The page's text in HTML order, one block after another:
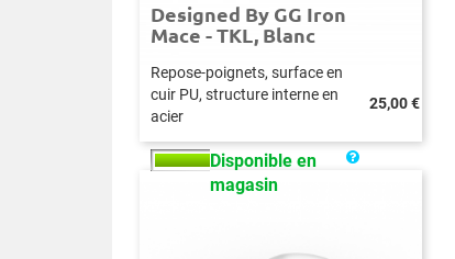
Designed By GG Iron
Mace - TKL, Blanc
Repose-poignets, surface en
cuir PU, structure interne en
acier
Disponible en
magasin
Prix
25,00 €